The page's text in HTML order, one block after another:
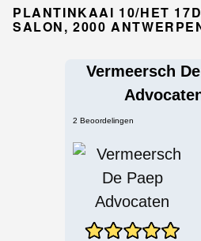
PLANTINKAAI 10/HET
SALON, 2000
Vermeersch
2 Beoordelingen